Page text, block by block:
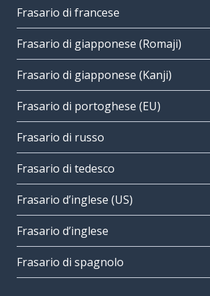
Frasario di francese
Frasario di giapponese (Romaji)
Frasario di giapponese (Kanji)
Frasario di portoghese (EU)
Frasario di russo
Frasario di tedesco
Frasario d’inglese (US)
Frasario d’inglese
Frasario di spagnolo